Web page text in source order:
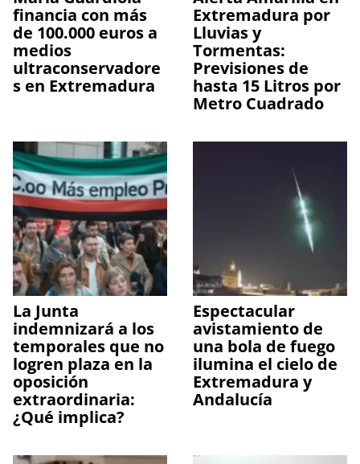
financia con más
de 100.000 euros a
medios
ultraconservadore
s en Extremadura
Extremadura por
Lluvias y
Tormentas:
Previsiones de
hasta 15 Litros por
Metro Cuadrado
La Junta
indemnizará a los
temporales que no
logren plaza en la
oposición
extraordinaria:
¿Qué implica?
Espectacular
avistamiento de
una bola de fuego
ilumina el cielo de
Extremadura y
Andalucía